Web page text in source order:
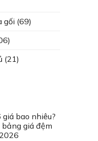
gối (69)
(21)
giá bao nhiêu?
giá đệm